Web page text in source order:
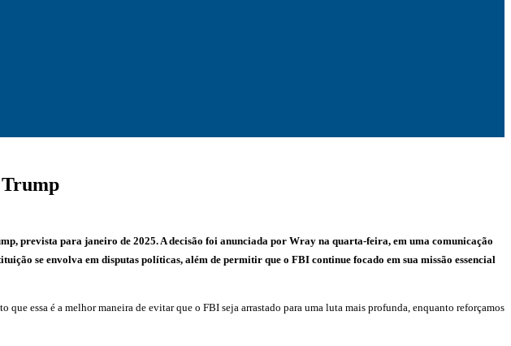
Trump
prevista para janeiro de 2025. A decisão foi anunciada por Wray na quarta-feira, em uma comunicação
se envolva em disputas políticas, além de permitir que o FBI continue focado em sua missão essencial
essa é a melhor maneira de evitar que o FBI seja arrastado para uma luta mais profunda, enquanto reforçamos